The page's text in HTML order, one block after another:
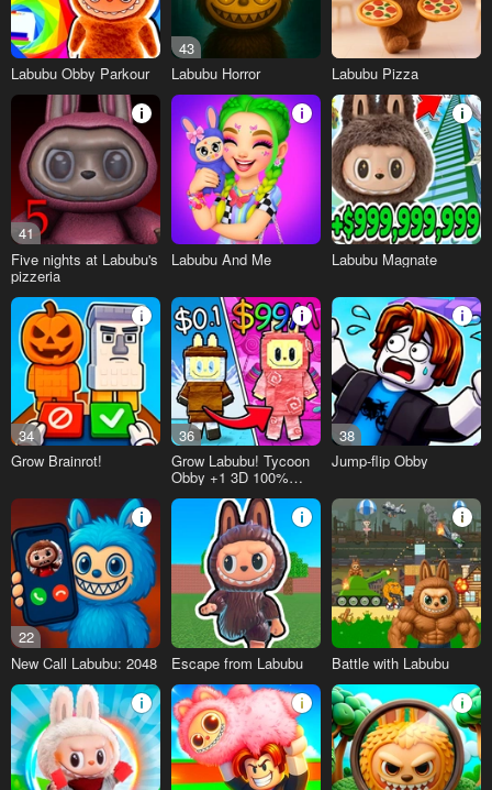
Labubu Obby Parkour
43
Labubu Horror
Labubu Pizza
41
Five nights at Labubu's
pizzeria
Labubu And Me Labubu Magnate
34
Grow Brainrot!
36
Grow Labubu! Tycoon
Obby +1 3D 100%
Original
38
Jump-flip Obby
22
New Call Labubu: 2048
Escape from Labubu Battle with Labubu